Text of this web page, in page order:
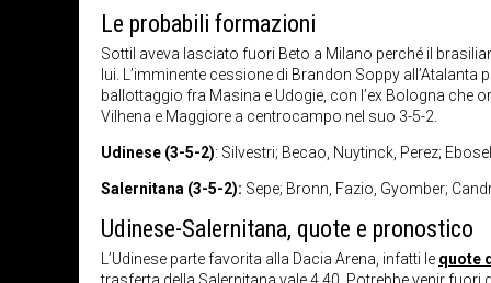
Le probabili formazioni
Sottil aveva lasciato fuori Beto a Milano perché il
lui. L’imminente cessione di Brandon Soppy
ballottaggio fra Masina e Udogie, con l’ex Bologna che
Vilhena e Maggiore a centrocampo nel suo 3-5-2.
Udinese (3-5-2): Silvestri; Becao, Nuytinck, Perez;
Salernitana (3-5-2): Sepe; Bronn, Fazio, Gyomber;
Udinese-Salernitana, quote e pronostico
L’Udinese parte favorita alla Dacia Arena, infatti le quote
trasferta della Salernitana vale 4.40. Potrebbe venir